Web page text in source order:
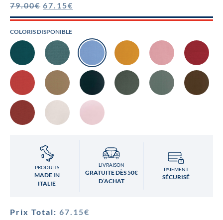
79.00€ 67.15€
COLORIS DISPONIBLE
PRODUITS
MADE IN
ITALIE
LIVRAISON
GRATUITE DÈS 50€
D’ACHAT
PAIEMENT
SÉCURISÉ
Prix Total: 67.15€